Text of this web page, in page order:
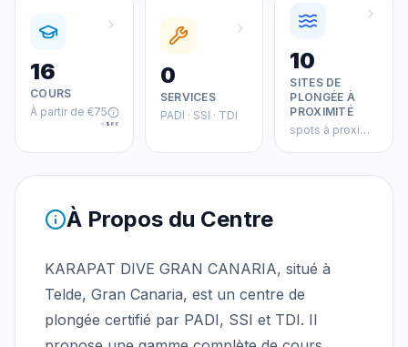
16
COURS
À partir de €75
≈ $86
0
SERVICES
PADI · SSI · TDI
10
SITES DE
PLONGÉE À
PROXIMITÉ
spots à proximité
À Propos du Centre
KARAPAT DIVE GRAN CANARIA, situé à
Telde, Gran Canaria, est un centre de
plongée certifié par PADI, SSI et TDI. Il